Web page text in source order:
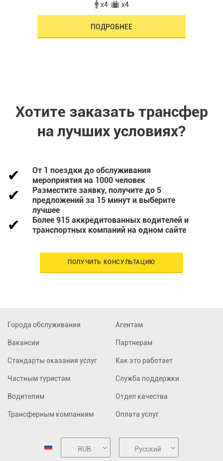
x4
x4
ПОДРОБНЕЕ
Хотите заказать трансфер
на лучших условиях?
От 1 поездки до обслуживания
мероприятия на 1000 человек
Разместите заявку, получите до 5
предложений за 15 минут и выберите
лучшее
Более 915 аккредитованных водителей и
транспортных компаний на одном сайте
ПОЛУЧИТЬ КОНСУЛЬТАЦИЮ
Города обслуживания
Вакансии
Стандарты оказания услуг
Частным туристам
Водителям
Трансферным компаниям
Агентам
Партнерам
Как это работает
Служба поддержки
Отдел качества
Оплата услуг
RUB Русский